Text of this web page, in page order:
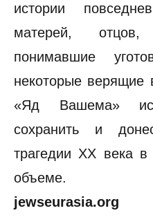
истории
матерей,
понимавшие
некоторые верящие
«Яд Вашема»
сохранить и
трагедии ХХ века
объеме.
jewseurasia.org